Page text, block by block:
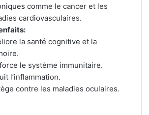
comme le cancer et les
cardiovasculaires.
la santé cognitive et la
le système immunitaire.
l’inflammation.
contre les maladies oculaires.